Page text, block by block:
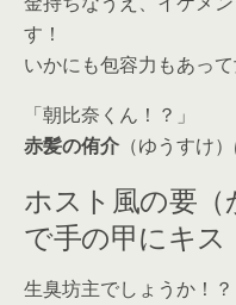
す！
いかにも包容力もあっ
「朝比奈くん！？」
赤髪の侑介 （ゆうすけ
ホスト風の要
で手の甲にキス
生臭坊主でしょうか！？